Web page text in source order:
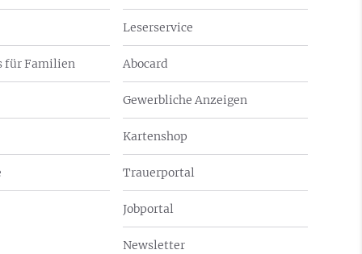
für Familien
Leserservice
Abocard
Gewerbliche Anzeigen
Kartenshop
Trauerportal
Jobportal
Newsletter